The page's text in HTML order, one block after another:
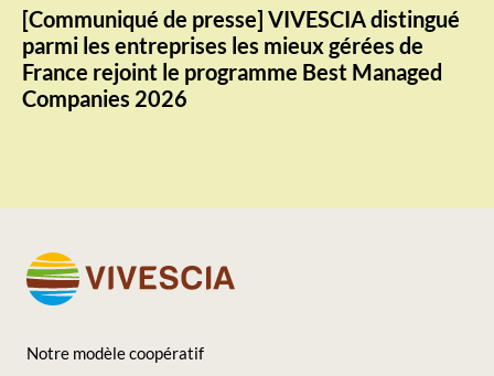
[Communiqué de presse] VIVESCIA distingué
parmi les entreprises les mieux gérées de
France rejoint le programme Best Managed
Companies 2026
Notre modèle coopératif